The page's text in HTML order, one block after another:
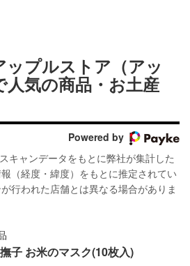
ップルストア（アッ
人気の商品・お土産
Powered by
キャンデータをもとに弊社が集計した
（経度・緯度）をもとに推定されてい
行われた店舗とは異なる場合がありま
子 お米のマスク(10枚入)